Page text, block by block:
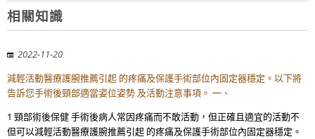
相關知識
2022-11-20
減輕活動醫療護腕推薦引起 的疼痛及保護手術部位內固定器穩定。以下將
告訴您手術後頸部適當姿位姿勢 及活動注意事項。 一、
1 頸部術後保健 手術後病人常因疼痛而不敢活動，但正確且適宜的活動不
但可以減輕活動醫療護腕推薦引起 的疼痛及保護手術部位內固定器穩定。